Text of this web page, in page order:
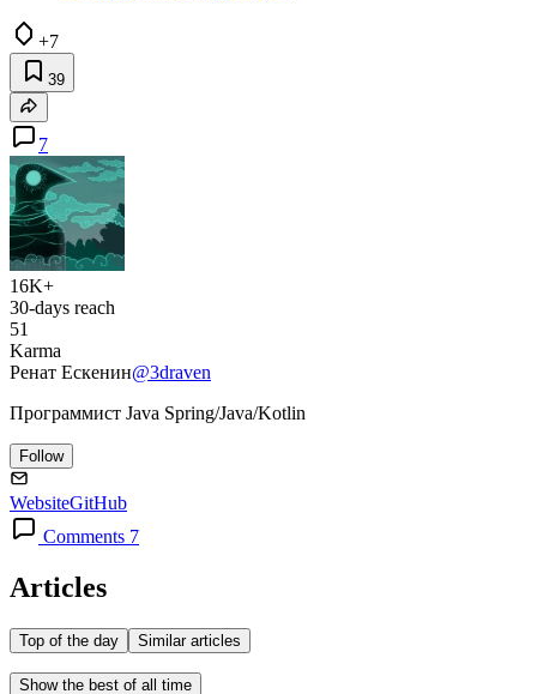
+7
39
7
16K+
30-days reach
51
Karma
Ренат Ескенин@3draven
Программист Java Spring/Java/Kotlin
Follow
WebsiteGitHub
Comments 7
Articles
Top of the day Similar articles
Show the best of all time